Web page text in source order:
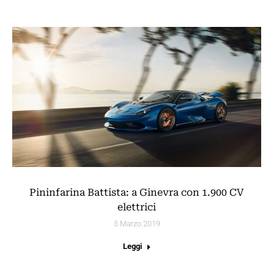
Pininfarina Battista: a Ginevra con 1.900 CV
elettrici
5 Marzo 2019
Leggi